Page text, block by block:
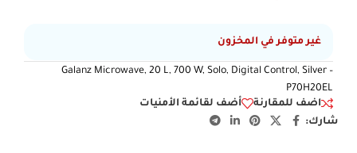
غير متوفر في المخزون
Galanz Microwave, 20 L, 700 W, Solo, Digital Control, Silver –
P70H20EL
اضف للمقارنة
أضف لقائمة الأمنيات
شارك: